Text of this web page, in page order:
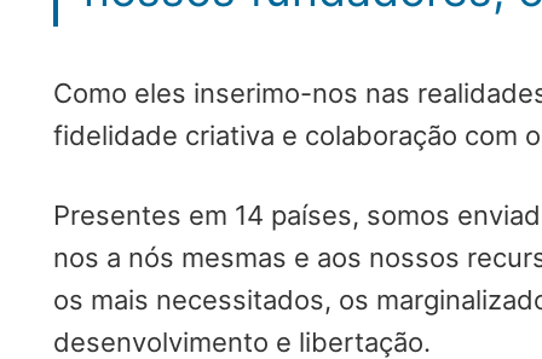
Como eles inserimo-nos nas
fidelidade criativa e colaboração com
Presentes em 14 países, somos
nos a nós mesmas e aos nossos
os mais necessitados, os
desenvolvimento e libertação.